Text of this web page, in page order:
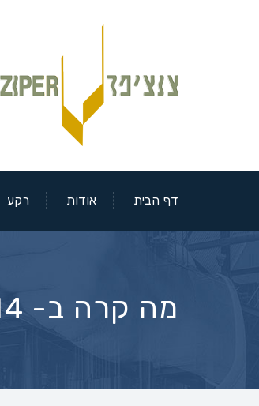
דף הבית אודות רקע
מה קרה ב- 14 באוגוסט 2019 בבורסאות?